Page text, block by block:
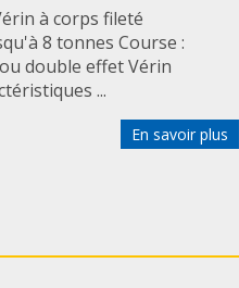
à corps fileté
8 tonnes Course :
double effet Vérin
...
En savoir plus